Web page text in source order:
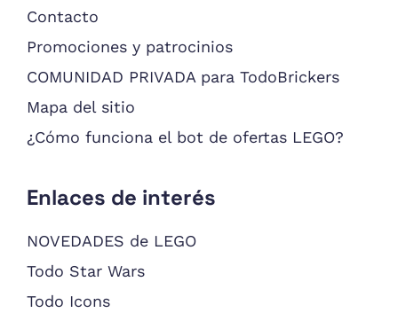
Contacto
Promociones y patrocinios
COMUNIDAD PRIVADA para TodoBrickers
Mapa del sitio
¿Cómo funciona el bot de ofertas LEGO?
Enlaces de interés
NOVEDADES de LEGO
Todo Star Wars
Todo Icons